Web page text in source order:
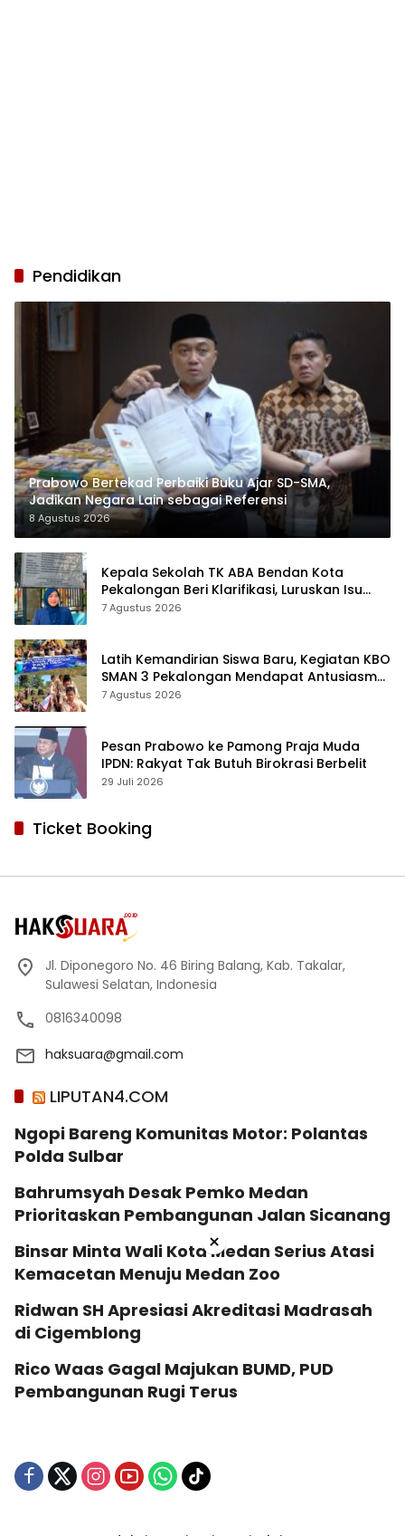
Pendidikan
Prabowo Bertekad Perbaiki Buku Ajar SD-SMA,
Jadikan Negara Lain sebagai Referensi
8 Agustus 2026
Kepala Sekolah TK ABA Bendan Kota
Pekalongan Beri Klarifikasi, Luruskan Isu
Proyek Revitalisasi
7 Agustus 2026
Latih Kemandirian Siswa Baru, Kegiatan KBO
SMAN 3 Pekalongan Mendapat Antusiasme
dan Respon Positif Orang Tua Murid
7 Agustus 2026
Pesan Prabowo ke Pamong Praja Muda
IPDN: Rakyat Tak Butuh Birokrasi Berbelit
29 Juli 2026
Ticket Booking
Jl. Diponegoro No. 46 Biring Balang, Kab. Takalar,
Sulawesi Selatan, Indonesia
0816340098
haksuara@gmail.com
LIPUTAN4.COM
Ngopi Bareng Komunitas Motor: Polantas
Polda Sulbar
Bahrumsyah Desak Pemko Medan
Prioritaskan Pembangunan Jalan Sicanang
Binsar Minta Wali Kota Medan Serius Atasi
Kemacetan Menuju Medan Zoo
Ridwan SH Apresiasi Akreditasi Madrasah
di Cigemblong
Rico Waas Gagal Majukan BUMD, PUD
Pembangunan Rugi Terus
×